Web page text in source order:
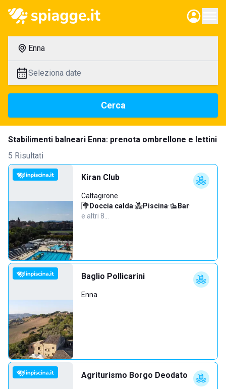
Enna
Seleziona date
Cerca
Stabilimenti balneari Enna: prenota ombrellone e lettini
5 Risultati
Kiran Club
Caltagirone
Doccia calda· Piscina· Bar·
e altri 8…
Baglio Pollicarini
Enna
Agriturismo Borgo Deodato